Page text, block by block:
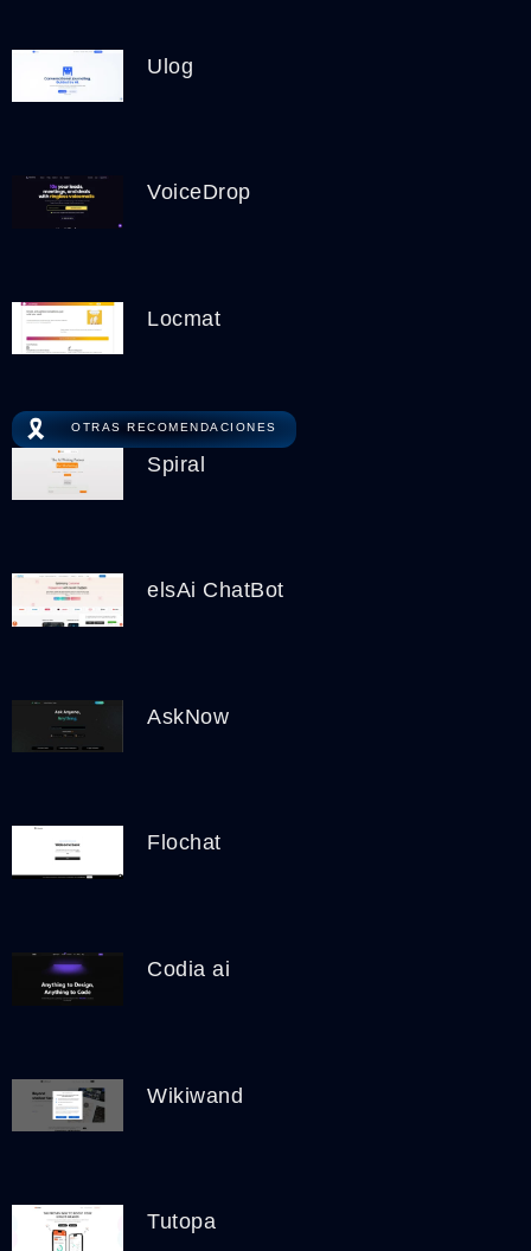
Ulog
VoiceDrop
Locmat
🎗️ OTRAS RECOMENDACIONES
Spiral
elsAi ChatBot
AskNow
Flochat
Codia ai
Wikiwand
Tutopa